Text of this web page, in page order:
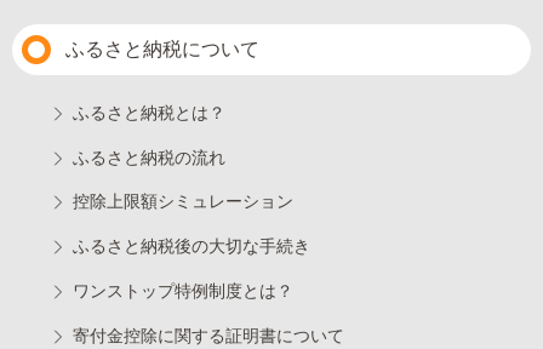
ふるさと納税について
ふるさと納税とは？
ふるさと納税の流れ
控除上限額シミュレーション
ふるさと納税後の大切な手続き
ワンストップ特例制度とは？
寄付金控除に関する証明書について